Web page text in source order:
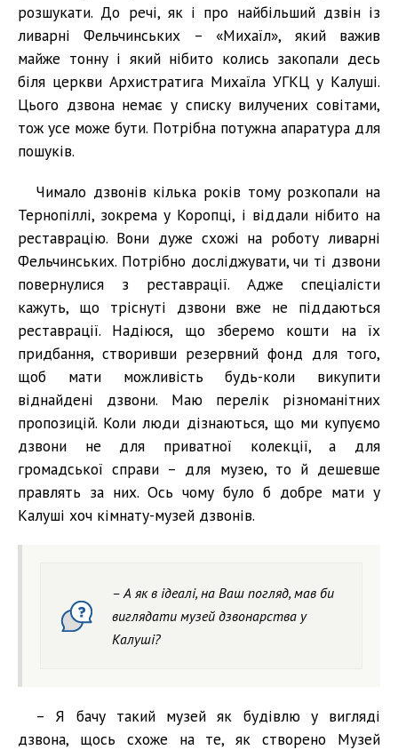
розшукати. До речі, як і про найбільший дзвін із
ливарні Фельчинських – «Михаїл», який важив
майже тонну і який нібито колись закопали десь
біля церкви Архистратига Михаїла УГКЦ у Калуші.
Цього дзвона немає у списку вилучених совітами,
тож усе може бути. Потрібна потужна апаратура для
пошуків.
Чимало дзвонів кілька років тому розкопали на
Тернопіллі, зокрема у Коропці, і віддали нібито на
реставрацію. Вони дуже схожі на роботу ливарні
Фельчинських. Потрібно досліджувати, чи ті дзвони
повернулися з реставрації. Адже спеціалісти
кажуть, що тріснуті дзвони вже не піддаються
реставрації. Надіюся, що зберемо кошти на їх
придбання, створивши резервний фонд для того,
щоб мати можливість будь-коли викупити
віднайдені дзвони. Маю перелік різноманітних
пропозицій. Коли люди дізнаються, що ми купуємо
дзвони не для приватної колекції, а для
громадської справи – для музею, то й дешевше
правлять за них. Ось чому було б добре мати у
Калуші хоч кімнату-музей дзвонів.
– А як в ідеалі, на Ваш погляд, мав би
виглядати музей дзвонарства у
Калуші?
– Я бачу такий музей як будівлю у вигляді
дзвона, щось схоже на те, як створено Музей